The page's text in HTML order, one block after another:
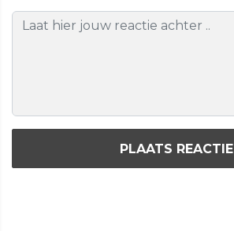
PLAATS REACTIE